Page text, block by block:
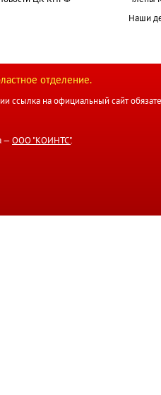
Наши
отделение.
ссылка на официальный сайт
— ООО "КОИНТС".